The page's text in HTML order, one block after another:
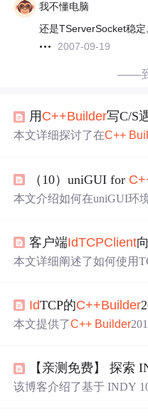
我不懂电脑
还是TServerSocket稳定
2007-09-19
——
用 C++Builder写C/S
本文详细探讨了在C++
践，以及如何利用Indy组
析多个实例，最终解决了
（10）uniGUI for
本文介绍如何在uniGUI环
客户端IdTCPClient
本文详细阐述了如何使用
IdTCP的C++Builder
本文提供了C++ Builder
该博客介绍了基于 INDY